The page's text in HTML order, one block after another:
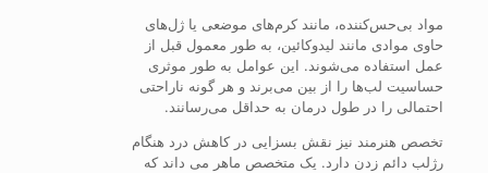
مواد بی‌حس‌کننده، مانند کرم‌های موضعی یا ژل‌های
حاوی موادی مانند لیدوکائین، به طور معمول قبل از
عمل استفاده می‌شوند. این عوامل به طور موثری
حساسیت لب‌ها را از بین می‌برند و هر گونه ناراحتی
احتمالی را در طول درمان به حداقل می‌رسانند.
تخصص هنرمند نیز نقش بسزایی در کاهش درد هنگام
رژلب دائم زدن دارد. یک متخصص ماهر می داند که